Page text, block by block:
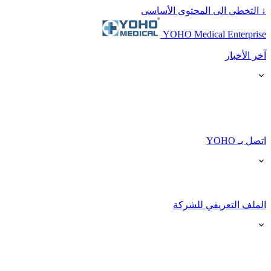
↓ التخطى الى المحتوى الأساسى
YOHO Medical Enterprise
آخر الأخبار
اتصل بـ YOHO
الملف التعريفي للشركة